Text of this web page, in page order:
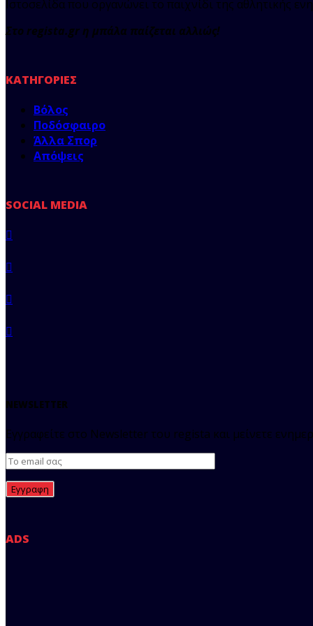
Ιστοσελίδα που οργανώνει το παιχνίδι της αθλητικής
Στο regista.gr η μπάλα παίζεται αλλιώς!
ΚΑΤΗΓΟΡΊΕΣ
Βόλος
Ποδόσφαιρο
Άλλα Σπορ
Απόψεις
SOCIAL MEDIA
NEWSLETTER
Εγγραφείτε στο Newsletter του regista και μείνετε
ADS